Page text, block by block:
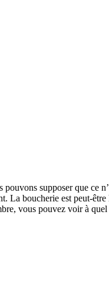
pouvons supposer que ce
La boucherie est peut-
vous pouvez voir à